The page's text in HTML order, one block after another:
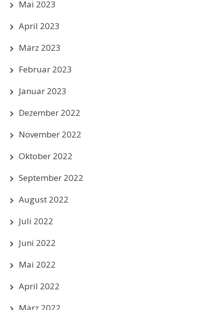
Mai 2023
April 2023
März 2023
Februar 2023
Januar 2023
Dezember 2022
November 2022
Oktober 2022
September 2022
August 2022
Juli 2022
Juni 2022
Mai 2022
April 2022
März 2022